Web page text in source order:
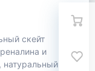
скейт
и
натуральный